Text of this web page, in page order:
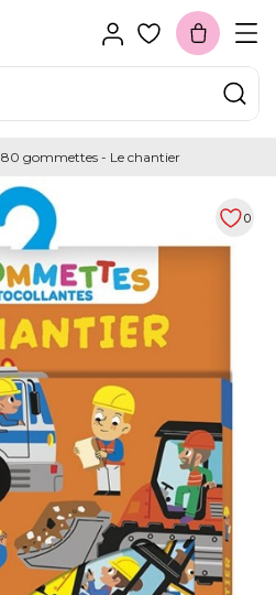
80 gommettes - Le chantier
0